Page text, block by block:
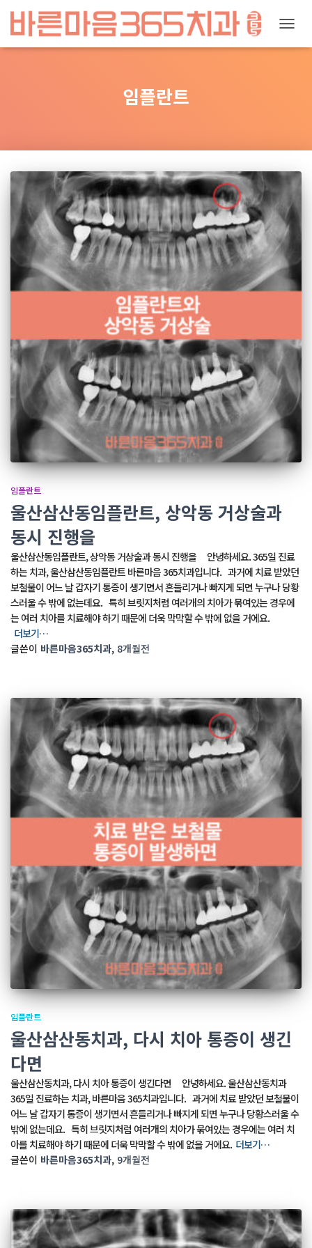
토
글
임플란트
임플란트
울산삼산동임플란트, 상악동 거상술과
동시 진행을
울산삼산동임플란트, 상악동 거상술과 동시 진행을 안녕하세요. 365일 진료
하는 치과, 울산삼산동임플란트 바른마음 365치과입니다. 과거에 치료 받았던
보철물이 어느 날 갑자기 통증이 생기면서 흔들리거나 빠지게 되면 누구나 당황
스러울 수 밖에 없는데요. 특히 브릿지처럼 여러개의 치아가 묶여있는 경우에
는 여러 치아를 치료해야 하기 때문에 더욱 막막할 수 밖에 없을 거에요.
더보기…
글쓴이 바른마음365치과, 8개월전
임플란트
울산삼산동치과, 다시 치아 통증이 생긴
다면
울산삼산동치과, 다시 치아 통증이 생긴다면 안녕하세요. 울산삼산동치과
365일 진료하는 치과, 바른마음 365치과입니다. 과거에 치료 받았던 보철물이
어느 날 갑자기 통증이 생기면서 흔들리거나 빠지게 되면 누구나 당황스러울 수
밖에 없는데요. 특히 브릿지처럼 여러개의 치아가 묶여있는 경우에는 여러 치
아를 치료해야 하기 때문에 더욱 막막할 수 밖에 없을 거에요. 더보기…
글쓴이 바른마음365치과, 9개월전